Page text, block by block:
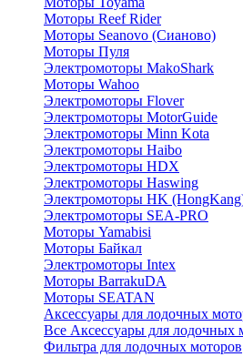
Моторы Reef Rider
Моторы Seanovo (Сианово)
Моторы Пуля
Электромоторы MakoShark
Моторы Wahoo
Электромоторы Flover
Электромоторы MotorGuide
Электромоторы Minn Kota
Электромоторы Haibo
Электромоторы HDX
Электромоторы Haswing
Электромоторы HK
Электромоторы SEA-PRO
Моторы Yamabisi
Моторы Байкал
Электромоторы Intex
Моторы BarrakuDA
Моторы SEATAN
Аксессуары для лодочных
Все Аксессуары для лодочных
Фильтра для лодочных моторов